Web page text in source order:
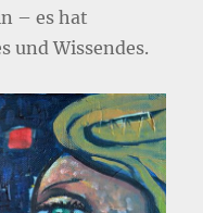
– es hat
und Wissendes.